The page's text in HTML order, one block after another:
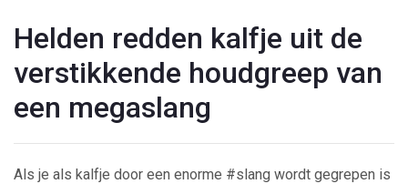
Helden redden kalfje uit de
verstikkende houdgreep van
een megaslang
Als je als kalfje door een enorme #slang wordt gegrepen is